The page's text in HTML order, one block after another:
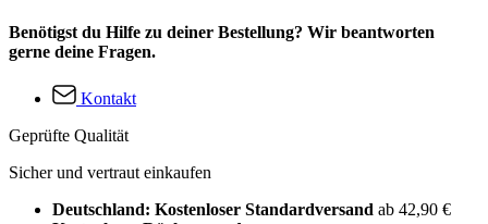
Benötigst du Hilfe zu deiner Bestellung? Wir beantworten
gerne deine Fragen.
Kontakt
Geprüfte Qualität
Sicher und vertraut einkaufen
Deutschland: Kostenloser Standardversand ab 42,90 €